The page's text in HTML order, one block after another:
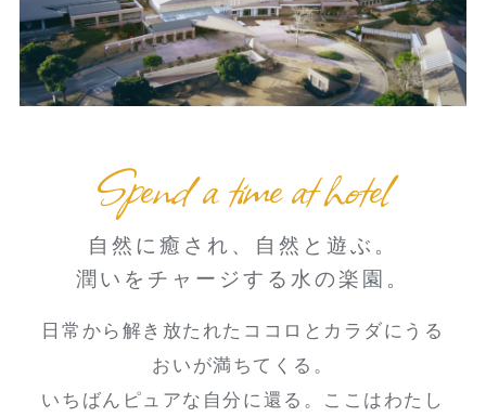
Spend a time at hotel
自然に癒され、自然と遊ぶ。
潤いをチャージする水の楽園。
日常から解き放たれたココロとカラダにうる
おいが満ちてくる。
いちばんピュアな自分に還る。ここはわたし